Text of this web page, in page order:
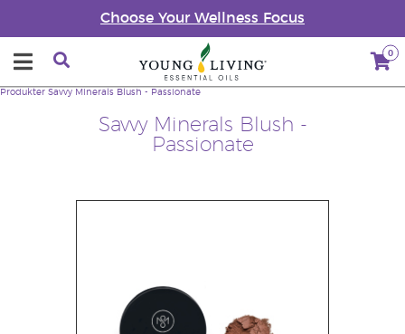
Choose Your Wellness Focus
0
Savvy Minerals Blush -
Passionate
Produkter Savvy Minerals Blush - Passionate